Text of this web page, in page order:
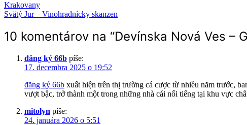
Krakovany
Svätý Jur – Vinohradnícky skanzen
10 komentárov na “Devínska Nová Ves –
đăng ký 66b píše:
17. decembra 2025 o 19:52
đăng ký 66b xuất hiện trên thị trường cá cược từ nhiều năm trước,
vượt bậc, trở thành một trong những nhà cái nổi tiếng tại khu vực
mitolyn píše:
24. januára 2026 o 5:51